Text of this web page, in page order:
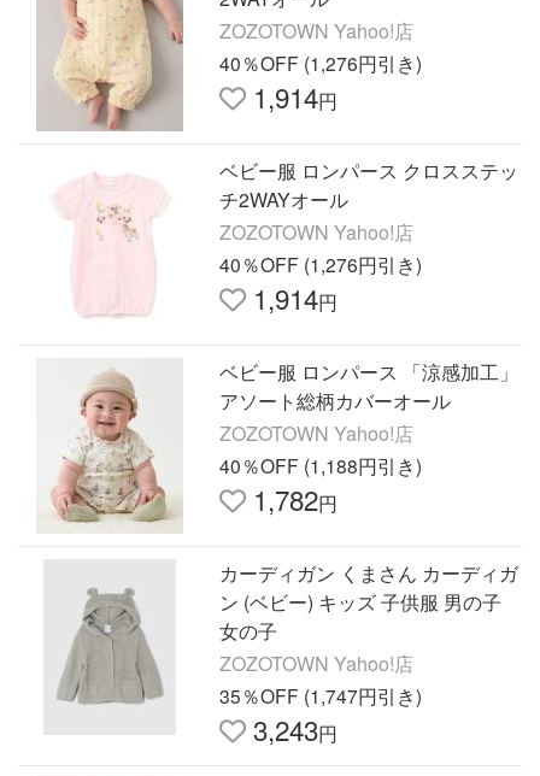
ZOZOTOWN Yahoo!店
40％OFF (1,276円引き)
1,914円
ベビー服 ロンパース クロスステッ
チ2WAYオール
ZOZOTOWN Yahoo!店
40％OFF (1,276円引き)
1,914円
ベビー服 ロンパース 「涼感加工」
アソート総柄カバーオール
ZOZOTOWN Yahoo!店
40％OFF (1,188円引き)
1,782円
カーディガン くまさん カーディガ
ン (ベビー) キッズ 子供服 男の子
女の子
ZOZOTOWN Yahoo!店
35％OFF (1,747円引き)
3,243円